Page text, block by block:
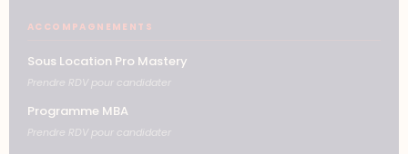
ACCOMPAGNEMENTS
Sous Location Pro Mastery
Prendre RDV pour candidater
Programme MBA
Prendre RDV pour candidater